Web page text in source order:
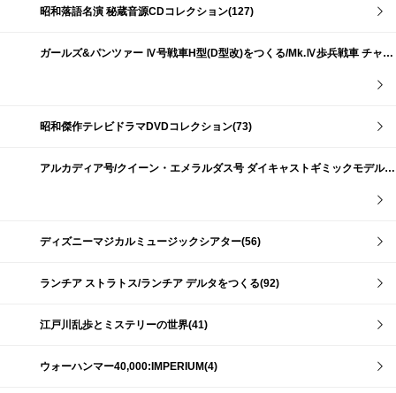
昭和落語名演 秘蔵音源CDコレクション(127)
ガールズ&パンツァー Ⅳ号戦車H型(D型改)をつくる/Mk.Ⅳ歩兵戦車 チャーチルMk.Ⅶをつくる(191)
昭和傑作テレビドラマDVDコレクション(73)
アルカディア号/クイーン・エメラルダス号 ダイキャストギミックモデルをつくる(159)
ディズニーマジカルミュージックシアター(56)
ランチア ストラトス/ランチア デルタをつくる(92)
江戸川乱歩とミステリーの世界(41)
ウォーハンマー40,000:IMPERIUM(4)